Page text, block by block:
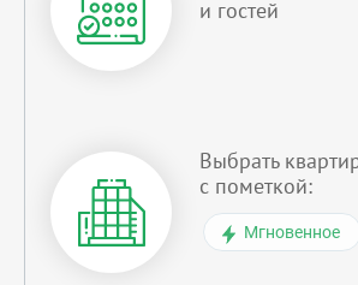
и гостей
Выбрать
с пометкой:
Мгновенное